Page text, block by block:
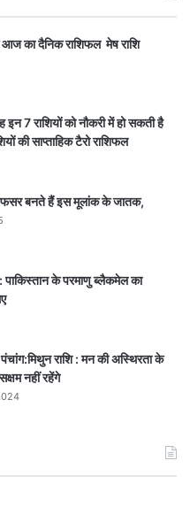
आज का दैनिक राशिफल मेष राशि
इन 7 राशियों को नौकरी में हो सकती है
की साप्ताहिक टैरो राशिफल
बनते हैं इस मूलांक के जातक,
पाकिस्तान के परमाणु ब्लैकमेल का
राशि : मन की अस्थिरता के
नहीं रहेंगे